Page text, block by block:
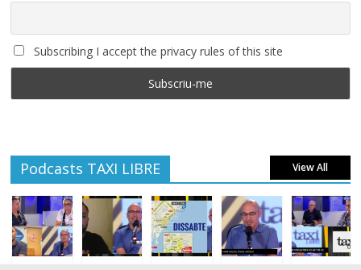
Subscribing I accept the privacy rules of this site
Podcasts TAXI LIBRE View All